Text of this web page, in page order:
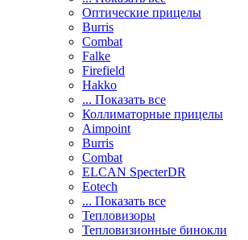
Оптические прицелы
Burris
Combat
Falke
Firefield
Hakko
... Показать все
Коллиматорные прицелы
Aimpoint
Burris
Combat
ELCAN SpecterDR
Eotech
... Показать все
Тепловизоры
Тепловизионные бинокли